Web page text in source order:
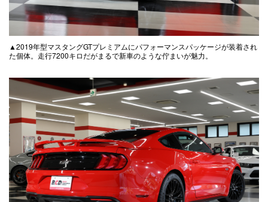
▲2019年型マスタングGTプレミアムにパフォーマンスパッケージが装着され
た個体。走行7200キロだがまるで新車のような佇まいが魅力。